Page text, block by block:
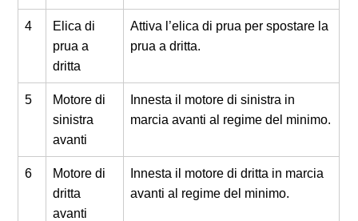
4
Elica di
prua a
dritta
Attiva l’elica di prua per spostare la
prua a dritta.
5
Motore di
sinistra
avanti
Innesta il motore di sinistra in
marcia avanti al regime del minimo.
6
Motore di
dritta
avanti
Innesta il motore di dritta in marcia
avanti al regime del minimo.